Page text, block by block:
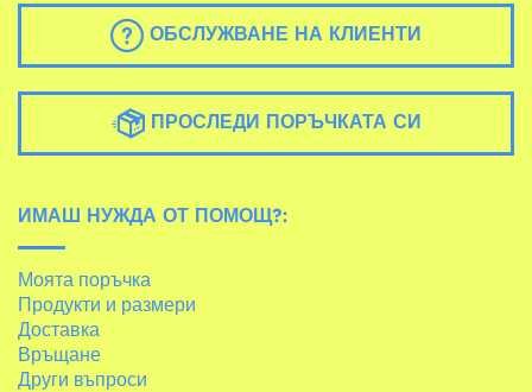
ОБСЛУЖВАНЕ НА КЛИЕНТИ
ПРОСЛЕДИ ПОРЪЧКАТА СИ
ИМАШ НУЖДА ОТ ПОМОЩ?:
Моята поръчка
Продукти и размери
Доставка
Връщане
Други въпроси